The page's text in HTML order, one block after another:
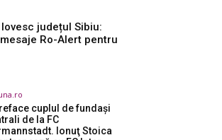
județul Sibiu:
Ro-Alert pentru
cuplul de fundaşi
de la FC
Ionuţ Stoica